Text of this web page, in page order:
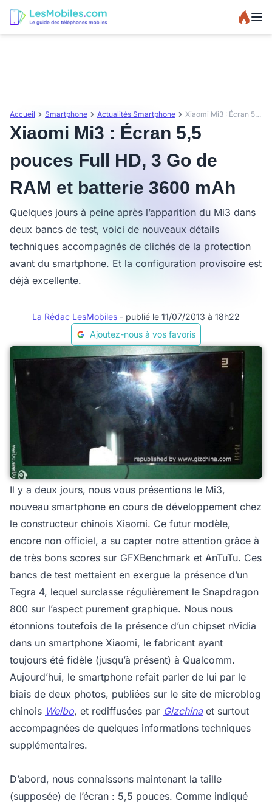
Accueil Smartphone Actualités Smartphone Xiaomi Mi3 : Écran 5,5 pouces Full HD, 3 Go de RAM et batterie 3600 mAh
Xiaomi Mi3 : Écran 5,5
pouces Full HD, 3 Go de
RAM et batterie 3600 mAh
Quelques jours à peine après l’apparition du Mi3 dans
deux bancs de test, voici de nouveaux détails
techniques accompagnés de clichés de la protection
avant du smartphone. Et la configuration provisoire est
déjà excellente.
La Rédac LesMobiles - publié le 11/07/2013 à 18h22
Ajoutez-nous à vos favoris
Il y a deux jours, nous vous présentions le Mi3,
nouveau smartphone en cours de développement chez
le constructeur chinois Xiaomi. Ce futur modèle,
encore non officiel, a su capter notre attention grâce à
de très bons scores sur GFXBenchmark et AnTuTu. Ces
bancs de test mettaient en exergue la présence d’un
Tegra 4, lequel surclasse régulièrement le Snapdragon
800 sur l’aspect purement graphique. Nous nous
étonnions toutefois de la présence d’un chipset nVidia
dans un smartphone Xiaomi, le fabricant ayant
toujours été fidèle (jusqu’à présent) à Qualcomm.
Aujourd’hui, le smartphone refait parler de lui par le
biais de deux photos, publiées sur le site de microblog
chinois Weibo, et rediffusées par Gizchinaet surtout
accompagnées de quelques informations techniques
supplémentaires.
D’abord, nous connaissons maintenant la taille
(supposée) de l’écran : 5,5 pouces. Comme indiqué